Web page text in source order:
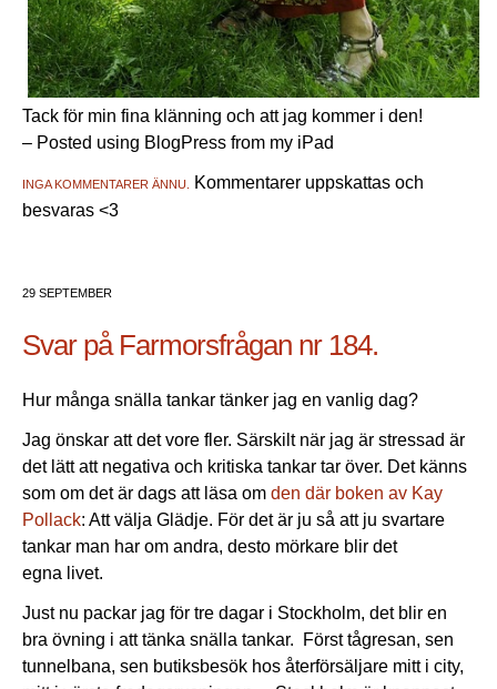
Tack för min fina klänning och att jag kommer i den!
– Posted using BlogPress from my iPad
INGA KOMMENTARER ÄNNU. Kommentarer uppskattas och
besvaras <3
29 SEPTEMBER
Svar på Farmorsfrågan nr 184.
Hur många snälla tankar tänker jag en vanlig dag?
Jag önskar att det vore fler. Särskilt när jag är stressad är
det lätt att negativa och kritiska tankar tar över. Det känns
som om det är dags att läsa om den där boken av Kay
Pollack: Att välja Glädje. För det är ju så att ju svartare
tankar man har om andra, desto mörkare blir det
egna livet.
Just nu packar jag för tre dagar i Stockholm, det blir en
bra övning i att tänka snälla tankar. Först tågresan, sen
tunnelbana, sen butiksbesök hos återförsäljare mitt i city,